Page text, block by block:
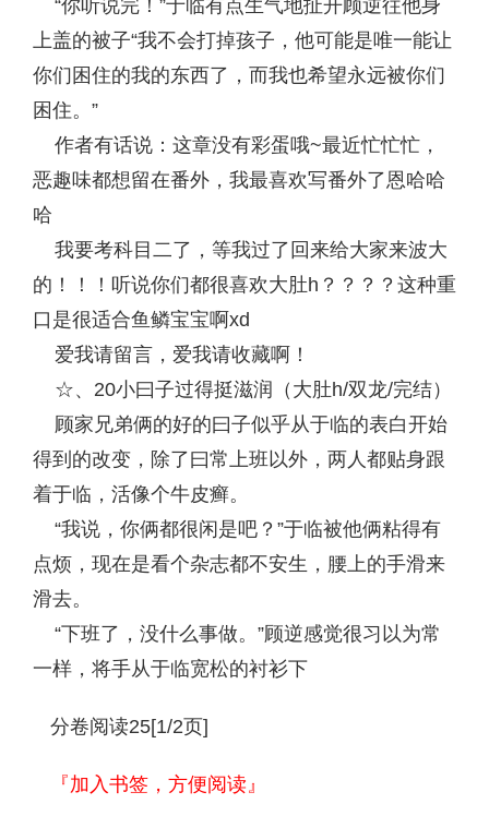
“你听说完！”于临有点生气地扯开顾逆往他身
上盖的被子“我不会打掉孩子，他可能是唯一能让
你们困住的我的东西了，而我也希望永远被你们
困住。”
作者有话说：这章没有彩蛋哦~最近忙忙忙，
恶趣味都想留在番外，我最喜欢写番外了恩哈哈
哈
我要考科目二了，等我过了回来给大家来波大
的！！！听说你们都很喜欢大肚h？？？？这种重
口是很适合鱼鳞宝宝啊xd
爱我请留言，爱我请收藏啊！
☆、20小曰子过得挺滋润（大肚h/双龙/完结）
顾家兄弟俩的好的曰子似乎从于临的表白开始
得到的改变，除了曰常上班以外，两人都贴身跟
着于临，活像个牛皮癣。
“我说，你俩都很闲是吧？”于临被他俩粘得有
点烦，现在是看个杂志都不安生，腰上的手滑来
滑去。
“下班了，没什么事做。”顾逆感觉很习以为常
一样，将手从于临宽松的衬衫下
分卷阅读25[1/2页]
『加入书签，方便阅读』